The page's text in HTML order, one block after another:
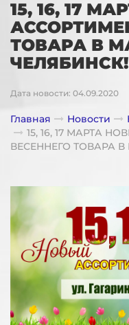
15, 16, 17
ТОВАРА В
Дата новости: 04.09.2020
Главная Новости
15, 16, 17 МАРТА
ВЕСЕННЕГО ТОВАРА В